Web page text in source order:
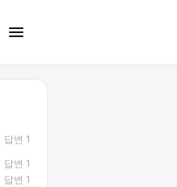
답변 1
답변 1
답변 1